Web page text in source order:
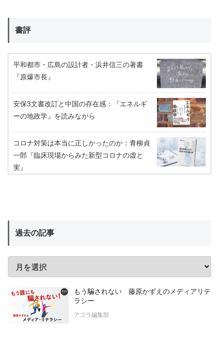
書評
平和都市・広島の設計者・浜井信三の著書
『原爆市長』
安保3文書改訂と中国の存在感：『エネルギ
ーの地政学』を読みながら
コロナ対策は本当に正しかったのか：青柳貞
一郎『臨床現場からみた新型コロナの虚と
実』
過去の記事
もう騙されない 藤原かずえのメディアリテ
ラシー
アゴラ編集部